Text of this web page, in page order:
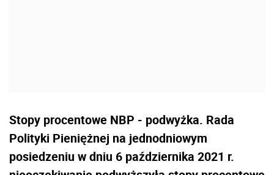
Stopy procentowe NBP - podwyżka. Rada
Polityki Pieniężnej na jednodniowym
posiedzeniu w dniu 6 października 2021 r.